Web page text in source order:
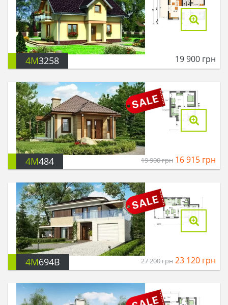
4M3258 19 900 грн
4M484 19 900грн 16 915 грн
4M694B 27 200грн 23 120 грн